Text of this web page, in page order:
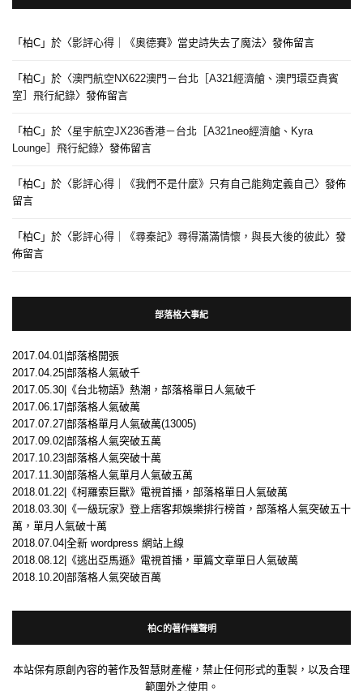
「 柏C 」於〈影評心得｜《奧德賽》當史詩失去了魔法〉發佈留言
「 柏C 」於〈澳門航空NX622澳門－台北［A321經濟艙、澳門環亞貴賓
室］飛行紀錄〉發佈留言
「 柏C 」於〈星宇航空JX236香港－台北［A321neo經濟艙、Kyra
Lounge］飛行紀錄〉發佈留言
「 柏C 」於〈影評心得｜《我們不是什麼》只有自己能夠定義自己〉發佈
留言
「 柏C 」於〈影評心得｜《尋秦記》尋得滿滿情懷，與長大後的彼此〉發
佈留言
部落格大事紀
2017.04.01|部落格開張
2017.04.25|部落格人氣破千
2017.05.30|《台北物語》熱潮，部落格單日人氣破千
2017.06.17|部落格人氣破萬
2017.07.27|部落格單月人氣破萬(13005)
2017.09.02|部落格人氣突破五萬
2017.10.23|部落格人氣突破十萬
2017.11.30|部落格人氣單月人氣破五萬
2018.01.22|《柯羅索巨獸》電視首播，部落格單日人氣破萬
2018.03.30|《一級玩家》登上痞客邦娛樂排行榜首，部落格人氣突破五十
萬，單月人氣破十萬
2018.07.04|全新 wordpress 網站上線
2018.08.12|《逃出亞馬遜》電視首播，單篇文章單日人氣破萬
2018.10.20|部落格人氣突破百萬
柏C的著作權聲明
本站保有原創內容的著作及智慧財產權，禁止任何形式的重製，以及合理
範圍外之使用。